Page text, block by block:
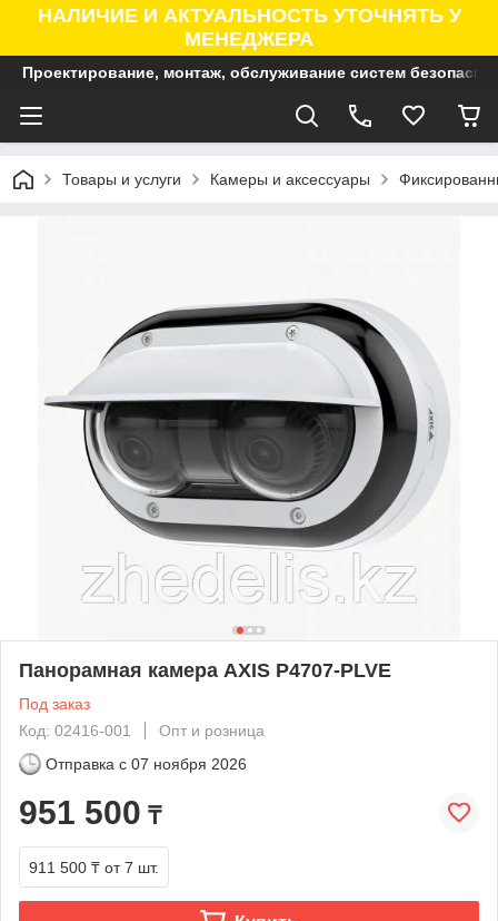
НАЛИЧИЕ И АКТУАЛЬНОСТЬ УТОЧНЯТЬ У
МЕНЕДЖЕРА
Проектирование, монтаж, обслуживание систем
Товары и услуги Камеры и аксессуары
Панорамная камера AXIS P4707-PLVE
Под заказ
Код: 02416-001
Опт и розница
Отправка с 07 ноября 2026
951 500 ₸
911 500 ₸ от 7 шт.